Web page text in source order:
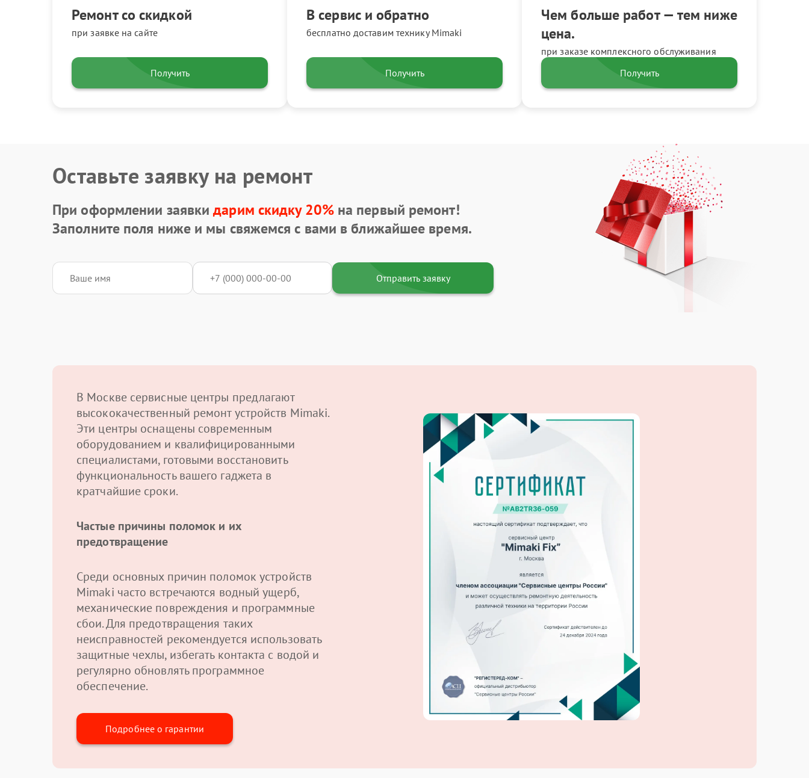
Ремонт со скидкой
при заявке на сайте
Получить
В сервис и обратно
бесплатно доставим технику Mimaki
Получить
Чем больше работ — тем ниже
цена.
при заказе комплексного обслуживания
Получить
Оставьте заявку на ремонт
При оформлении заявкидарим скидку 20%на первый ремонт!
Заполните поля ниже и мы свяжемся с вами в ближайшее время.
Отправить заявку
В Москве сервисные центры предлагают
высококачественный ремонт устройств Mimaki.
Эти центры оснащены современным
оборудованием и квалифицированными
специалистами, готовыми восстановить
функциональность вашего гаджета в
кратчайшие сроки.
Частые причины поломок и их
предотвращение
Среди основных причин поломок устройств
Mimaki часто встречаются водный ущерб,
механические повреждения и программные
сбои. Для предотвращения таких
неисправностей рекомендуется использовать
защитные чехлы, избегать контакта с водой и
регулярно обновлять программное
обеспечение.
Подробнее о гарантии